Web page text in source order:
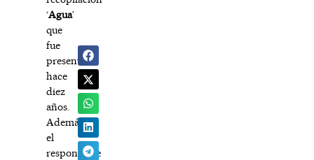
‘Agua’
que
fue
presentada
hace
diez
años.
Además,
el
responsable